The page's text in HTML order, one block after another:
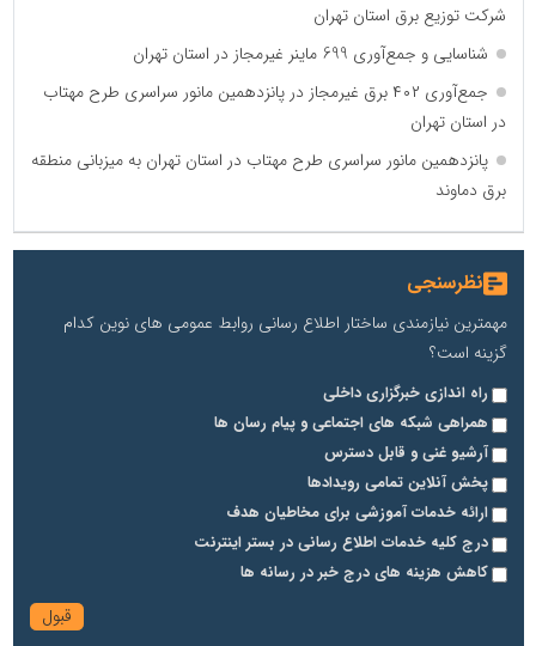
شرکت توزیع برق استان تهران
شناسایی و جمع‌آوری 699 ماینر غیرمجاز در استان تهران
جمع‌آوری ۴۰۲ برق غیرمجاز در پانزدهمین مانور سراسری طرح مهتاب
در استان تهران
پانزدهمین مانور سراسری طرح مهتاب در استان تهران به میزبانی منطقه
برق دماوند
نظرسنجی
مهمترین نیازمندی ساختار اطلاع رسانی روابط عمومی های نوین کدام
گزینه است؟
راه اندازی خبرگزاری داخلی
همراهی شبکه های اجتماعی و پیام رسان ها
آرشیو غنی و قابل دسترس
پخش آنلاین تمامی رویدادها
ارائه خدمات آموزشی برای مخاطیان هدف
درج کلیه خدمات اطلاع رسانی در بستر اینترنت
کاهش هزینه های درج خبر در رسانه ها